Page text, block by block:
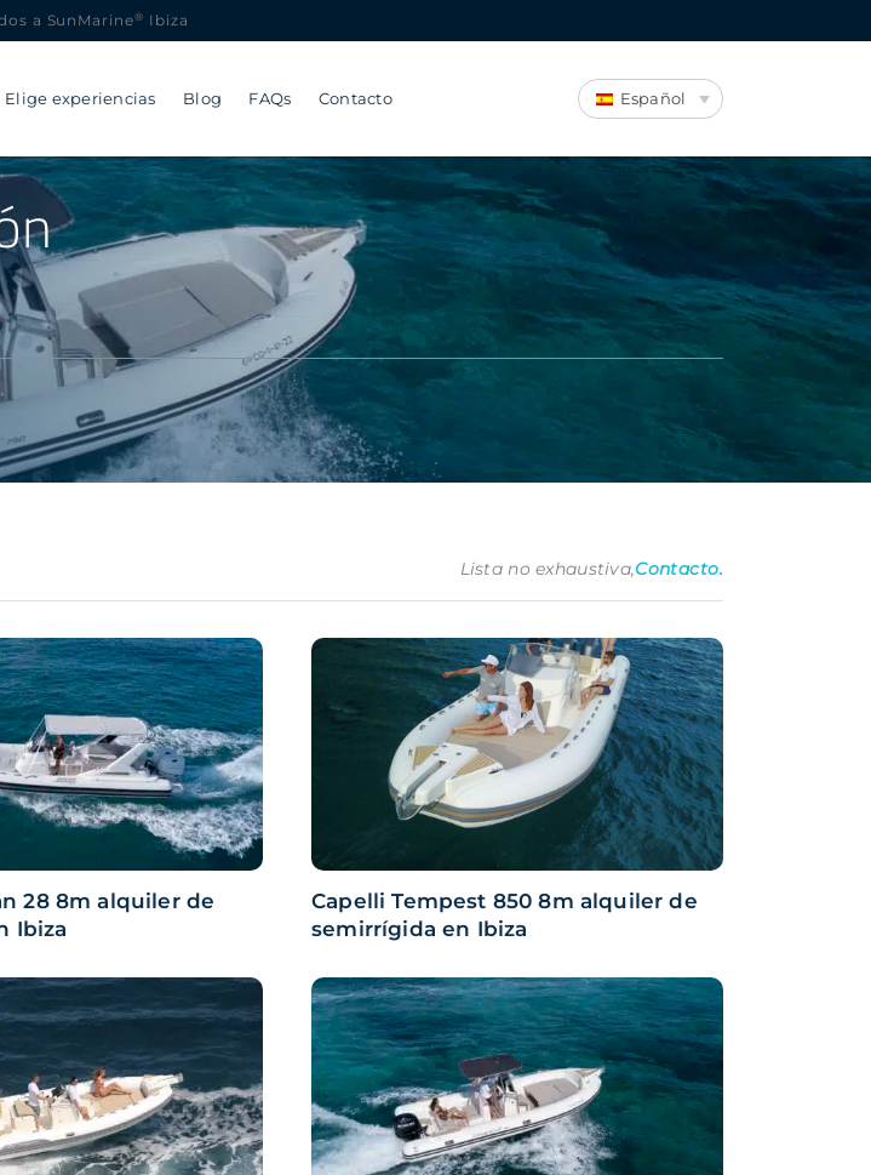
a SunMarine® Ibiza
Elige experiencias Blog FAQs Contacto Español
Lista no exhaustiva,Contacto.
28 8m alquiler de
Ibiza
Capelli Tempest 850 8m alquiler de
semirrígida en Ibiza